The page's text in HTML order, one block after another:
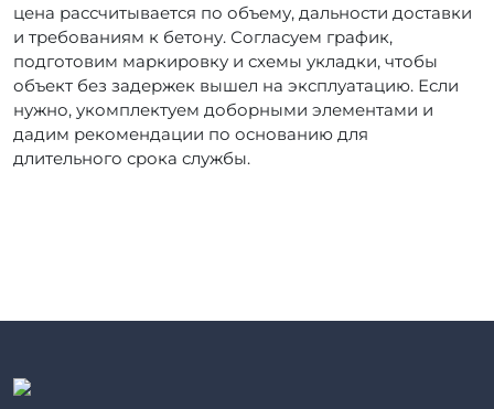
цена рассчитывается по объему, дальности доставки
и требованиям к бетону. Согласуем график,
подготовим маркировку и схемы укладки, чтобы
объект без задержек вышел на эксплуатацию. Если
нужно, укомплектуем доборными элементами и
дадим рекомендации по основанию для
длительного срока службы.